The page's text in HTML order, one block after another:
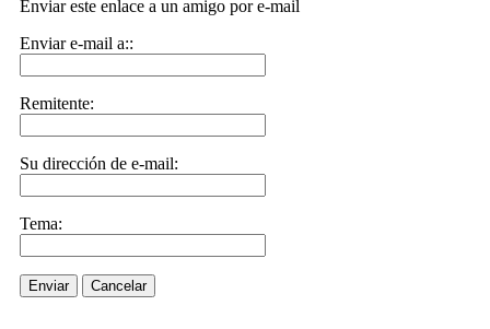
Enviar este enlace a un amigo por e-mail
Enviar e-mail a::
Remitente:
Su dirección de e-mail:
Tema:
Enviar Cancelar